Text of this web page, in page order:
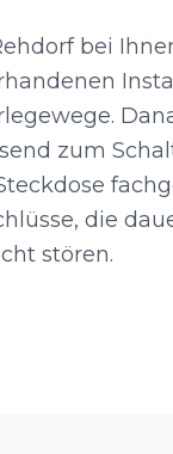
bei
zum
die
stören.